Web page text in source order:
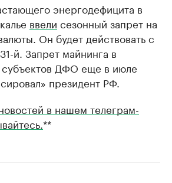
энергодефицита в
ввели сезонный запрет на
Он будет действовать с
й. Запрет майнинга в
ДФО еще в июле
президент РФ.
в нашем телеграм-
**